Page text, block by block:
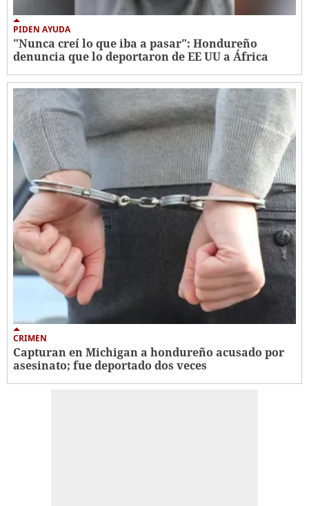
PIDEN AYUDA
"Nunca creí lo que iba a pasar": Hondureño
denuncia que lo deportaron de EE UU a África
CRIMEN
Capturan en Michigan a hondureño acusado por
asesinato; fue deportado dos veces